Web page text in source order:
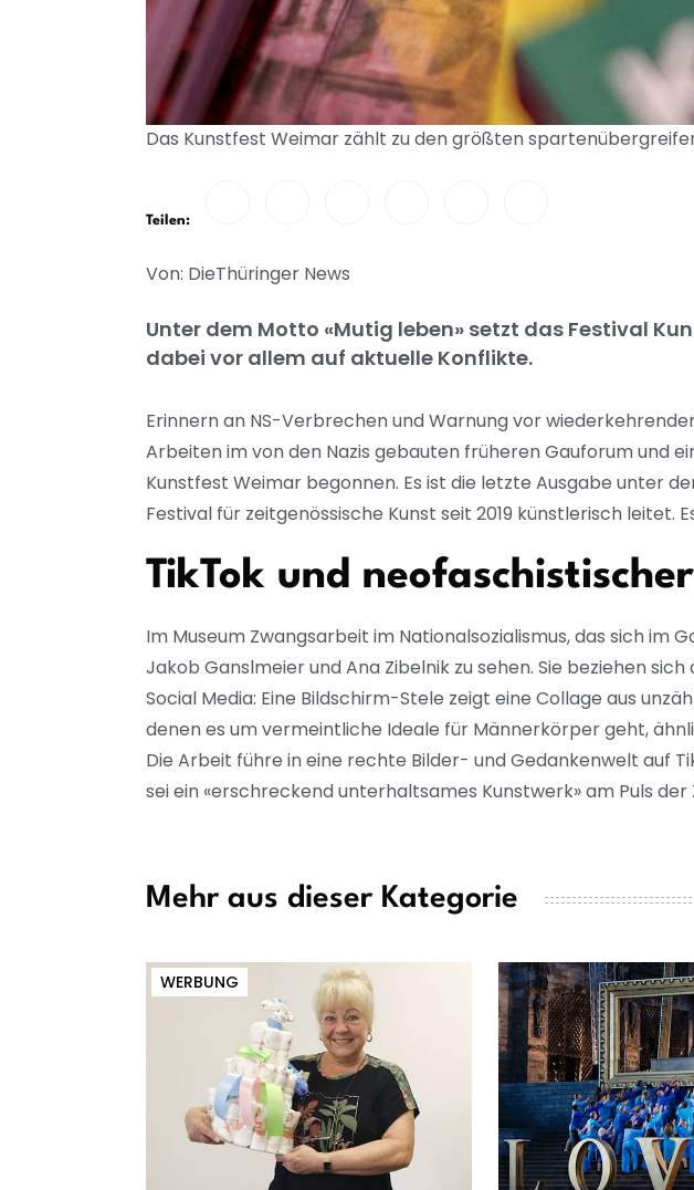
Das Kunstfest Weimar zählt zu den größten
Teilen:
Von: DieThüringer News
Unter dem Motto «Mutig leben» setzt das Festival
dabei vor allem auf aktuelle Konflikte.
Erinnern an NS-Verbrechen und Warnung vor
Arbeiten im von den Nazis gebauten früheren Gauforum und
Kunstfest Weimar begonnen. Es ist die letzte Ausgabe unter
Festival für zeitgenössische Kunst seit 2019 künstlerisch leitet.
TikTok und
Im Museum Zwangsarbeit im Nationalsozialismus, das sich im
Jakob Ganslmeier und Ana Zibelnik zu sehen. Sie beziehen
Social Media: Eine Bildschirm-Stele zeigt eine Collage aus
denen es um vermeintliche Ideale für Männerkörper geht,
Die Arbeit führe in eine rechte Bilder- und Gedankenwelt auf
sei ein «erschreckend unterhaltsames Kunstwerk» am Puls der
Mehr aus dieser Kategorie
WERBUNG